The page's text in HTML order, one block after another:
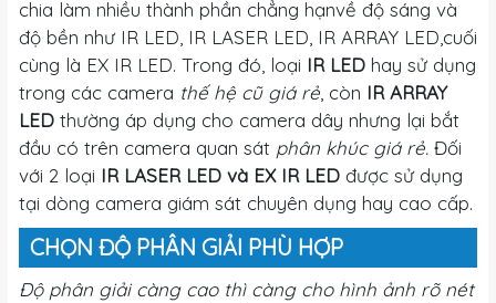
chia làm nhiều thành phần chẳng hạnvề độ sáng và
độ bền như IR LED, IR LASER LED, IR ARRAY LED,cuối
cùng là EX IR LED. Trong đó, loại IR LED hay sử dụng
trong các camera thế hệ cũ giá rẻ, còn IR ARRAY
LED thường áp dụng cho camera dây nhưng lại bắt
đầu có trên camera quan sát phân khúc giá rẻ. Đối
với 2 loại IR LASER LED và EX IR LED được sử dụng
tại dòng camera giám sát chuyên dụng hay cao cấp.
CHỌN ĐỘ PHÂN GIẢI PHÙ HỢP
Độ phân giải càng cao thì càng cho hình ảnh rõ nét